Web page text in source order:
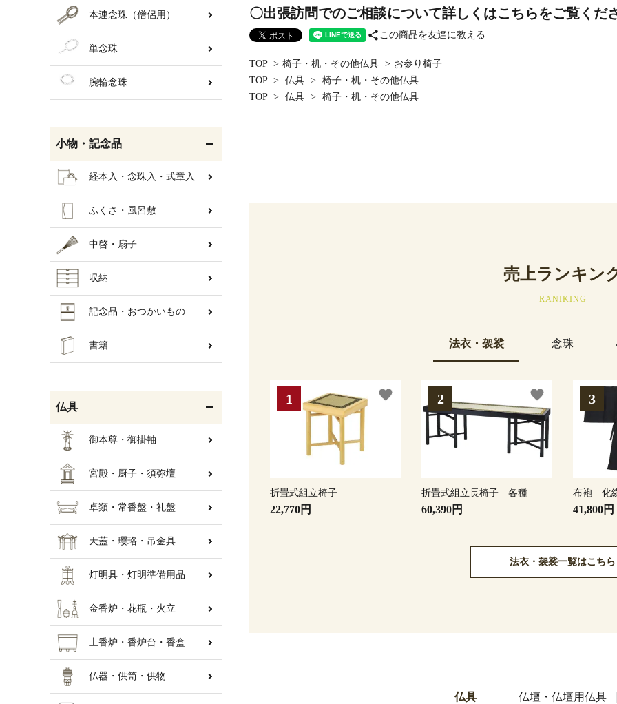
〇出張訪問でのご相談について詳しくはこちらをご覧くだ
share この商品を友達に教える
TOP > 椅子・机・その他仏具 > お参り椅子
TOP > 仏具 >
椅子・机・その他仏具
TOP > 仏具 > 椅子・机・その他仏具
売上ランキン
RANIKING
法衣・袈裟 念珠
折畳式組立椅子
22,770円
favorite
折畳式組立長椅子 各種
60,390円
favorite
布袍 化
41,800円
法衣・袈裟一覧はこちら
仏具 仏壇・仏壇用仏具
本連念珠（僧侶用）
単念珠
腕輪念珠
小物・記念品
経本入・念珠入・式章入
ふくさ・風呂敷
中啓・扇子
収納
記念品・おつかいもの
書籍
仏具
御本尊・御掛軸
宮殿・厨子・須弥壇
卓類・常香盤・礼盤
天蓋・瓔珞・吊金具
灯明具・灯明準備用品
金香炉・花瓶・火立
土香炉・香炉台・香盒
仏器・供笥・供物